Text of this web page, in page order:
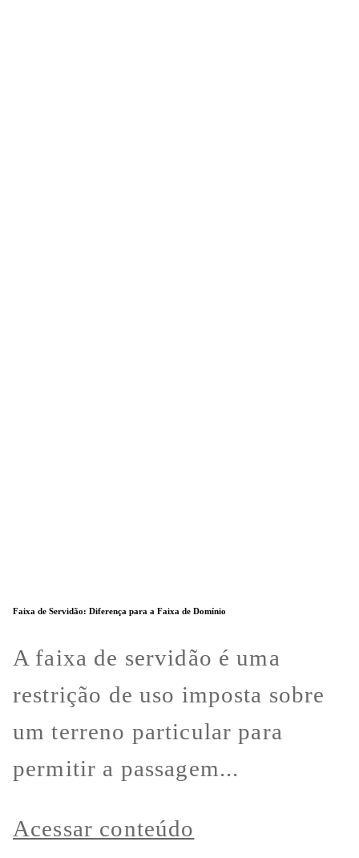
Faixa de Servidão: Diferença para a Faixa de Domínio
A faixa de servidão é uma
restrição de uso imposta sobre
um terreno particular para
permitir a passagem...
Acessar conteúdo